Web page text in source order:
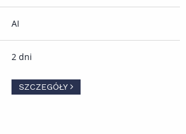
AI
2 dni
SZCZEGÓŁY